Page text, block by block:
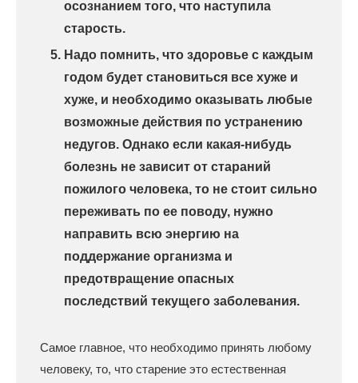
осознанием того, что наступила
старость.
Надо помнить, что здоровье с каждым
годом будет становиться все хуже и
хуже, и необходимо оказывать любые
возможные действия по устранению
недугов. Однако если какая-нибудь
болезнь не зависит от стараний
пожилого человека, то не стоит сильно
переживать по ее поводу, нужно
направить всю энергию на
поддержание организма и
предотвращение опасных
последствий текущего заболевания.
Самое главное, что необходимо принять любому
человеку, то, что старение это естественная